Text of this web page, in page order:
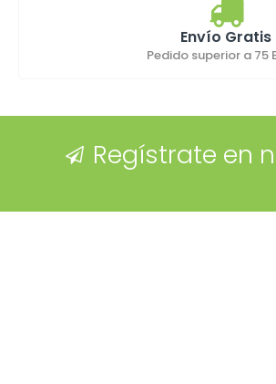
Envío Gratis
Pedido superior a 75
Regístrate en